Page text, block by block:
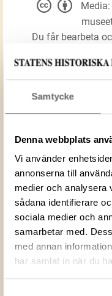
Samtycke
Denna webbplats
Vi använder
annonserna till
medier och analysera
sådana identifierare
sociala medier och
samarbetar med.
med annan
har samlat in när du
Förmålsbenämning
Föremålsnummer
Mediatyp
ID‑nummer
Fotodatum
Du får bearbeta